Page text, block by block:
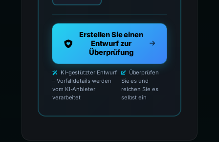
Erstellen Sie einen
Entwurf zur
Überprüfung
KI-gestützter Entwurf
– Vorfalldetails werden
vom KI-Anbieter
verarbeitet
Überprüfen
Sie es und
reichen Sie es
selbst ein